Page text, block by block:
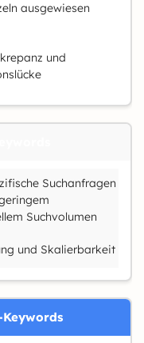
ausgewiesen
und
Suchanfragen
Suchvolumen
und Skalierbarkeit